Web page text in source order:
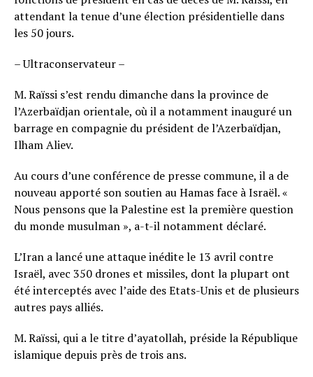
attendant la tenue d’une élection présidentielle dans
les 50 jours.
– Ultraconservateur –
M. Raïssi s’est rendu dimanche dans la province de
l’Azerbaïdjan orientale, où il a notamment inauguré un
barrage en compagnie du président de l’Azerbaïdjan,
Ilham Aliev.
Au cours d’une conférence de presse commune, il a de
nouveau apporté son soutien au Hamas face à Israël. «
Nous pensons que la Palestine est la première question
du monde musulman », a-t-il notamment déclaré.
L’Iran a lancé une attaque inédite le 13 avril contre
Israël, avec 350 drones et missiles, dont la plupart ont
été interceptés avec l’aide des Etats-Unis et de plusieurs
autres pays alliés.
M. Raïssi, qui a le titre d’ayatollah, préside la République
islamique depuis près de trois ans.